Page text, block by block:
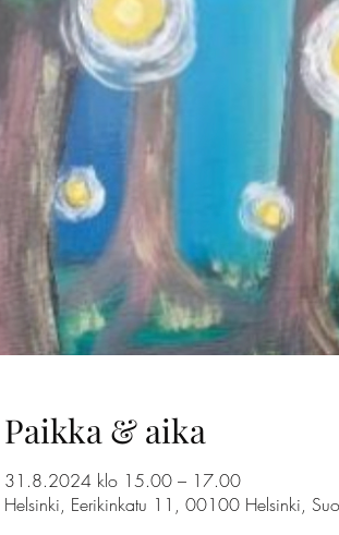
Paikka & aika
31.8.2024 klo 15.00 – 17.00
Helsinki, Eerikinkatu 11, 00100 Helsinki,